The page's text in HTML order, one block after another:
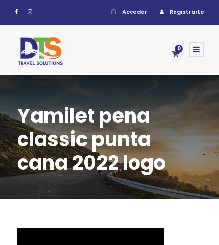
Acceder Registrarte
0
Yamilet pena
classic punta
cana 2022 logo